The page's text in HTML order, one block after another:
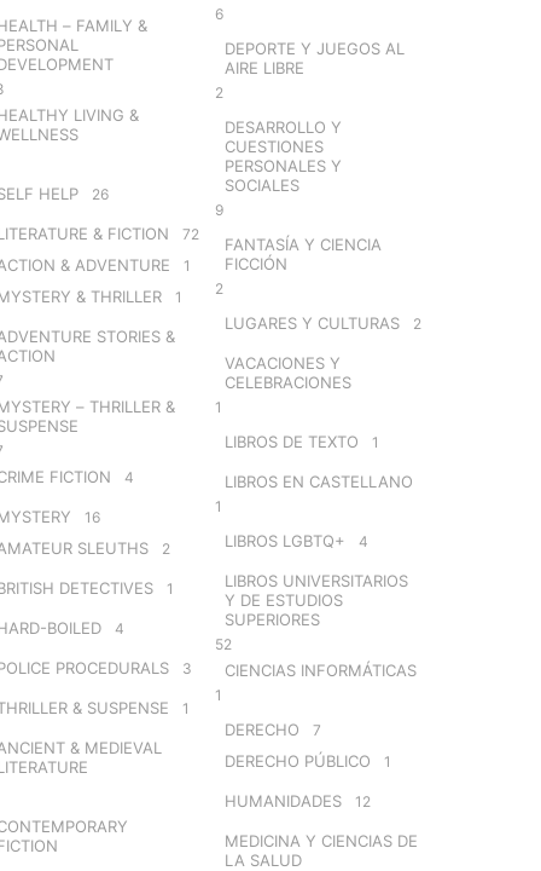
– FAMILY &
LIVING &
HELP 26
& FICTION 72
& ADVENTURE 1
& THRILLER 1
STORIES &
– THRILLER &
FICTION 4
16
SLEUTHS 2
DETECTIVES 1
BOILED 4
PROCEDURALS 3
& SUSPENSE 1
& MEDIEVAL
6
DEPORTE Y JUEGOS AL
AIRE LIBRE
2
DESARROLLO Y
CUESTIONES
PERSONALES Y
SOCIALES
9
FANTASÍA Y CIENCIA
FICCIÓN
2
LUGARES Y CULTURAS 2
VACACIONES Y
CELEBRACIONES
1
LIBROS DE TEXTO 1
LIBROS EN CASTELLANO
1
LIBROS LGBTQ+ 4
LIBROS UNIVERSITARIOS
Y DE ESTUDIOS
SUPERIORES
52
CIENCIAS INFORMÁTICAS
1
DERECHO 7
DERECHO PÚBLICO 1
HUMANIDADES 12
MEDICINA Y CIENCIAS DE
LA SALUD